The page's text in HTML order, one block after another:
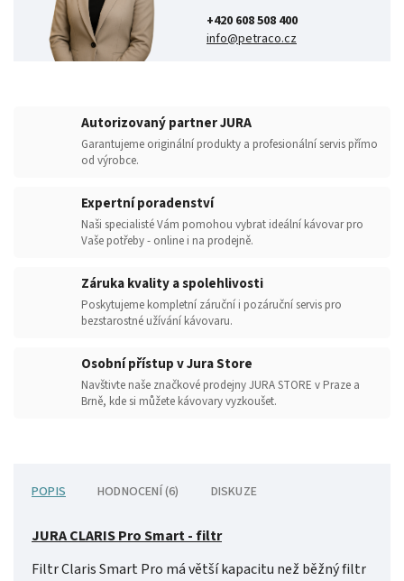
+420 608 508 400
info@petraco.cz
Autorizovaný partner JURA
Garantujeme originální produkty a profesionální servis přímo
od výrobce.
Expertní poradenství
Naši specialisté Vám pomohou vybrat ideální kávovar pro
Vaše potřeby - online i na prodejně.
Záruka kvality a spolehlivosti
Poskytujeme kompletní záruční i pozáruční servis pro
bezstarostné užívání kávovaru.
Osobní přístup v Jura Store
Navštivte naše značkové prodejny JURA STORE v Praze a
Brně, kde si můžete kávovary vyzkoušet.
POPIS HODNOCENÍ (6) DISKUZE
JURA CLARIS Pro Smart - filtr
Filtr Claris Smart Pro má větší kapacitu než běžný filtr